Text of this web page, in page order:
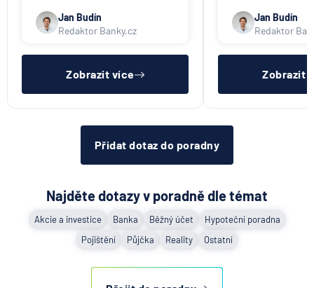
půjček. Pro získání půjčky je
třeba mít dostatečný příjem,
nebýt ve zkušební ani výpovědní
Jan Budín
Redaktor Banky.cz
Zobrazit více
půjček. Pro získání
nákupu na
dostatečný
Jan Budín
Redaktor
Zobrazit
Přidat dotaz do poradny
Najděte dotazy v poradně dle témat
Akcie a investice Banka Běžný účet
Hypoteční poradna
Pojištění
Půjčka Reality Ostatní